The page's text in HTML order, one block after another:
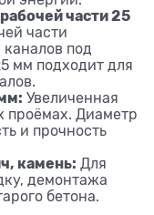
части 25
части
под
мм подходит для
Увеличенная
проёмах. Диаметр
и прочность
камень: Для
демонтажа
бетона.